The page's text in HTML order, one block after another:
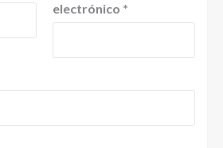
electrónico *